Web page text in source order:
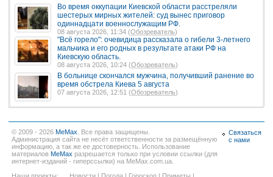
Во время оккупации Киевской области расстреляли
шестерых мирных жителей: суд вынес приговор
одиннадцати военнослужащим РФ.
08 августа 2026, 11:34 (Обозреватель)
"Всё горело": очевидица рассказала о гибели 3-летнего
мальчика и его родных в результате атаки РФ на
Киевскую область.
08 августа 2026, 10:24 (Обозреватель)
В больнице скончался мужчина, получивший ранение во
время обстрела Киева 5 августа
07 августа 2026, 12:51 (Обозреватель)
© 2009 - 2026 MeMax. Все права защищены.
Администрация сайта не несёт ответственности за размещённую
информацию, а так же ее достоверность. Использование
материалов MeMax разрешается только при условии ссылки (для
интернет-изданий - гиперссылки) на MeMax.com.ua.
Связаться
с нами